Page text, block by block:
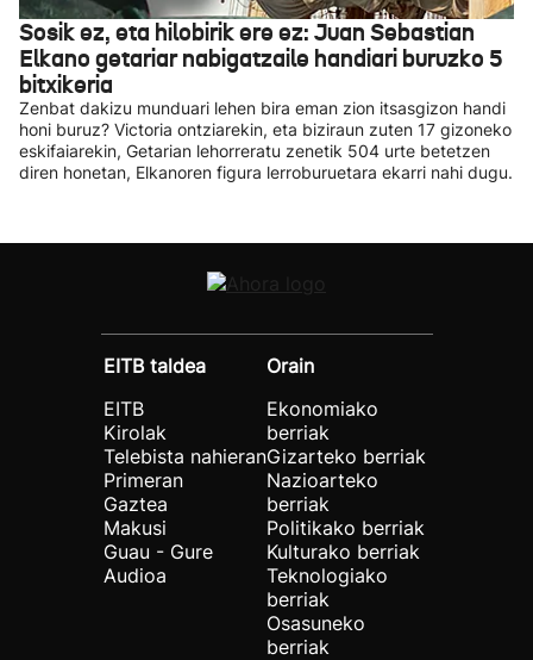
Sosik ez, eta hilobirik ere ez: Juan Sebastian
Elkano getariar nabigatzaile handiari buruzko 5
bitxikeria
Zenbat dakizu munduari lehen bira eman zion itsasgizon handi
honi buruz? Victoria ontziarekin, eta biziraun zuten 17 gizoneko
eskifaiarekin, Getarian lehorreratu zenetik 504 urte betetzen
diren honetan, Elkanoren figura lerroburuetara ekarri nahi dugu.
EITB taldea
EITB
Kirolak
Telebista nahieran
Primeran
Gaztea
Makusi
Guau - Gure
Audioa
Orain
Ekonomiako
berriak
Gizarteko berriak
Nazioarteko
berriak
Politikako berriak
Kulturako berriak
Teknologiako
berriak
Osasuneko
berriak